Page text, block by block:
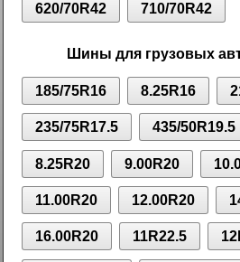
620/70R42 710/70R42
Шины для грузовых
185/75R16 8.25R16
235/75R17.5 435/50R19.5
8.25R20 9.00R20
11.00R20 12.00R20
16.00R20 11R22.5